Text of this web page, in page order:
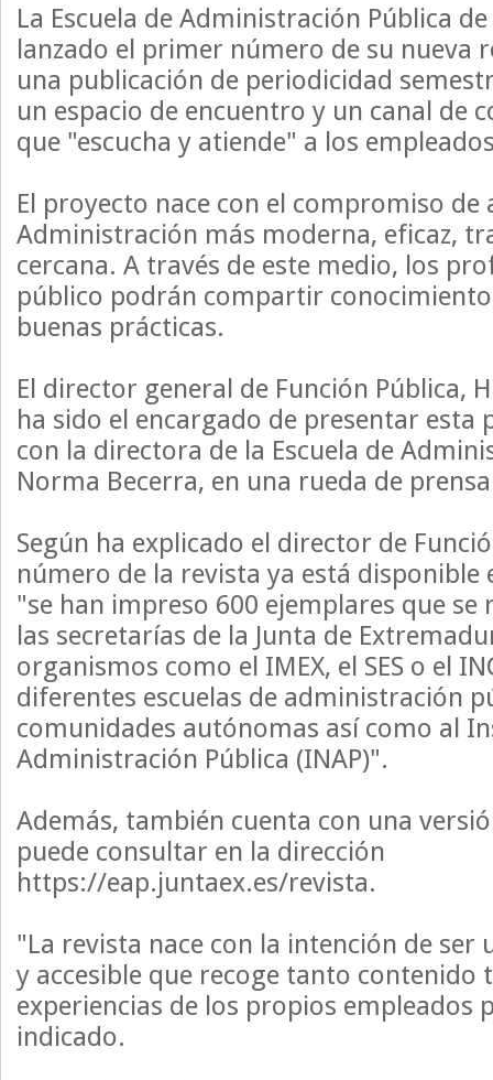
La Escuela de Administración Pública
lanzado el primer número de su nueva
una publicación de periodicidad
un espacio de encuentro y un canal de
que "escucha y atiende" a los
El proyecto nace con el compromiso de
Administración más moderna, eficaz,
cercana. A través de este medio, los
público podrán compartir
buenas prácticas.
El director general de Función Pública,
ha sido el encargado de presentar esta
con la directora de la Escuela de
Norma Becerra, en una rueda de
Según ha explicado el director de
número de la revista ya está
"se han impreso 600 ejemplares que
las secretarías de la Junta de
organismos como el IMEX, el SES o el
diferentes escuelas de administración
comunidades autónomas así como al
Administración Pública (INAP)".
Además, también cuenta con una
puede consultar en la dirección
https://eap.juntaex.es/revista.
"La revista nace con la intención de
y accesible que recoge tanto contenido
experiencias de los propios empleados
indicado.